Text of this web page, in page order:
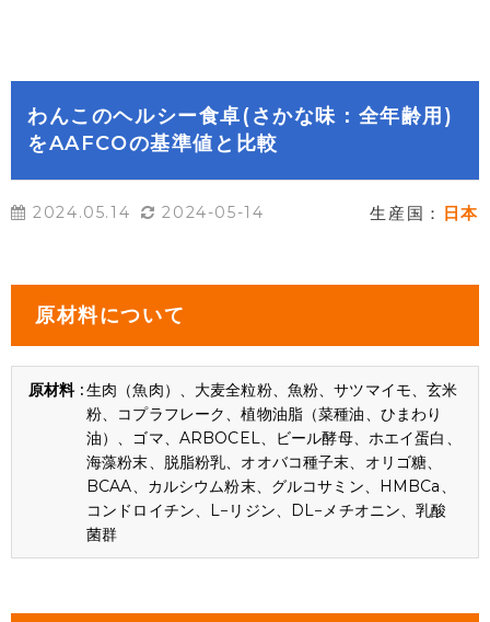
わんこのヘルシー食卓(さかな味：全年齢用)
をAAFCOの基準値と比較
2024.05.14 2024-05-14 生産国： 日本
原材料について
生肉（魚肉）、大麦全粒粉、魚粉、サツマイモ、玄米
粉、コプラフレーク、植物油脂（菜種油、ひまわり
油）、ゴマ、ARBOCEL、ビール酵母、ホエイ蛋白、
海藻粉末、脱脂粉乳、オオバコ種子末、オリゴ糖、
BCAA、カルシウム粉末、グルコサミン、HMBCa、
コンドロイチン、L−リジン、DL−メチオニン、乳酸
菌群